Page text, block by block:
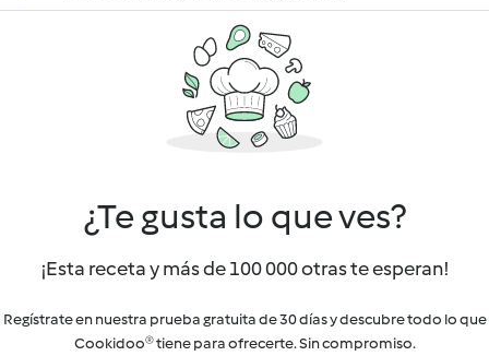
¿Te gusta lo que ves?
¡Esta receta y más de 100 000 otras te esperan!
Regístrate en nuestra prueba gratuita de 30 días y descubre todo lo que
Cookidoo® tiene para ofrecerte. Sin compromiso.